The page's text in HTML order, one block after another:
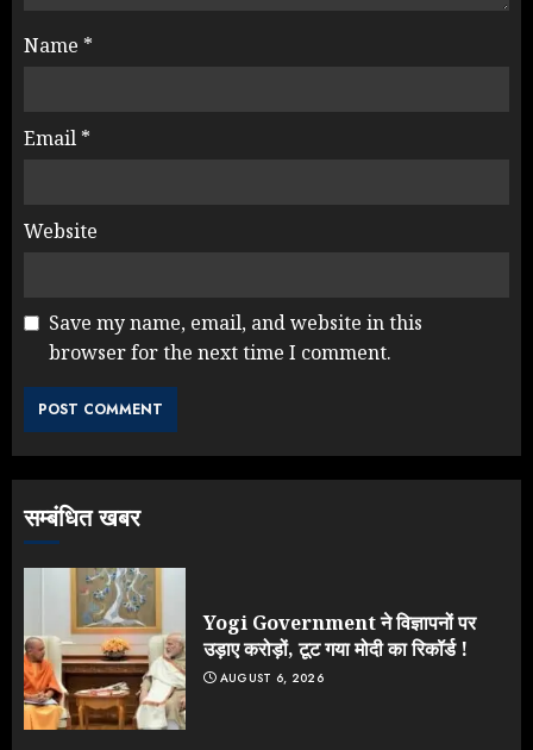
Name *
Email *
Website
Save my name, email, and website in this
browser for the next time I comment.
सम्बंधित खबर
Yogi Government ने विज्ञापनों पर
उड़ाए करोड़ों, टूट गया मोदी का रिकॉर्ड !
AUGUST 6, 2026
NEET महाघोटाले पर Rahul Gandhi
4